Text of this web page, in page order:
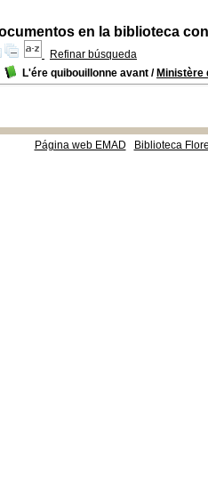
en la biblioteca
Refinar búsqueda
L'ére quibouillonne avant / Ministère
Página web EMAD Biblioteca